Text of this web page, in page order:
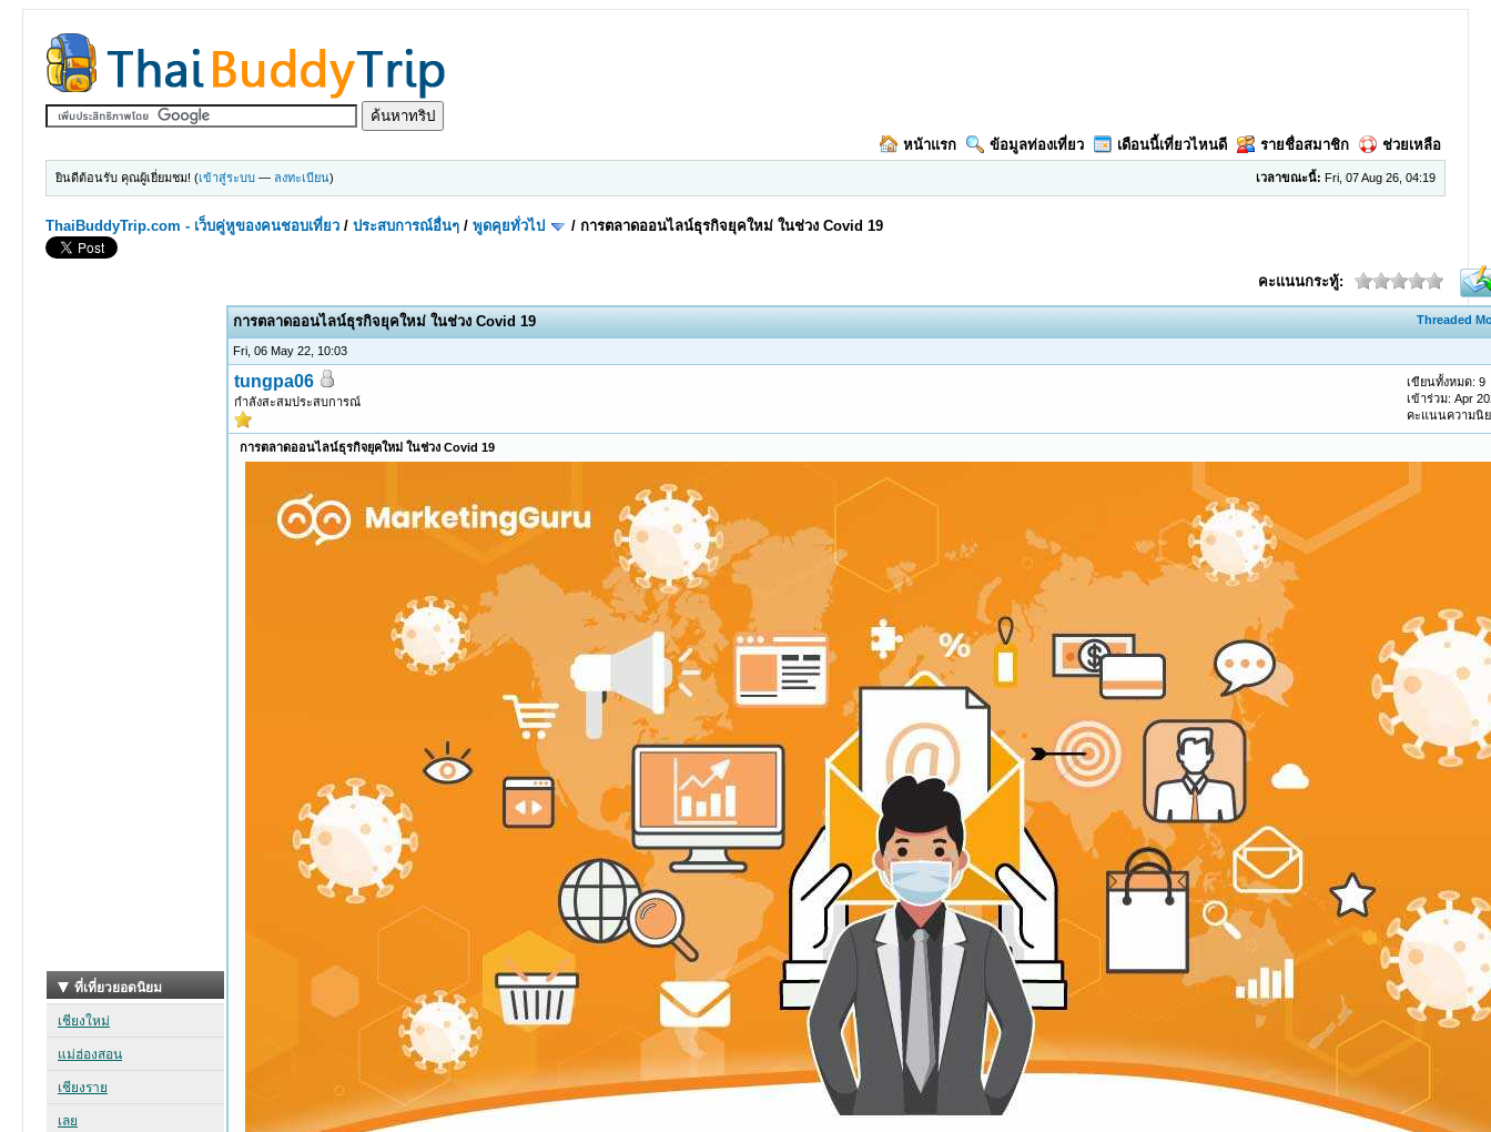
หน้าแรก ข้อมูลท่องเที่ยว เดือนนี้เที่ยวไหนดี รายชื่อสมาชิก ช่วยเหลือ
เวลาขณะนี้: Fri, 07 Aug 26, 04:19
ยินดีต้อนรับ คุณผู้เยี่ยมชม! (เข้าสู่ระบบ — ลงทะเบียน)
ThaiBuddyTrip.com - เว็บคู่หูของคนชอบเที่ยว /ประสบการณ์อื่นๆ /พูดคุยทั่วไป /การตลาดออนไลน์ธุรกิจยุคใหม่ ในช่วง Covid 19
คะแนนกระทู้:
Threaded
การตลาดออนไลน์ธุรกิจยุคใหม่ ในช่วง Covid 19
Fri, 06 May 22, 10:03
tungpa06
กำลังสะสมประสบการณ์
เขียนทั้งหมด: 9
เข้าร่วม: Apr
คะแนนความนิ
การตลาดออนไลน์ธุรกิจยุคใหม่ ในช่วง Covid 19